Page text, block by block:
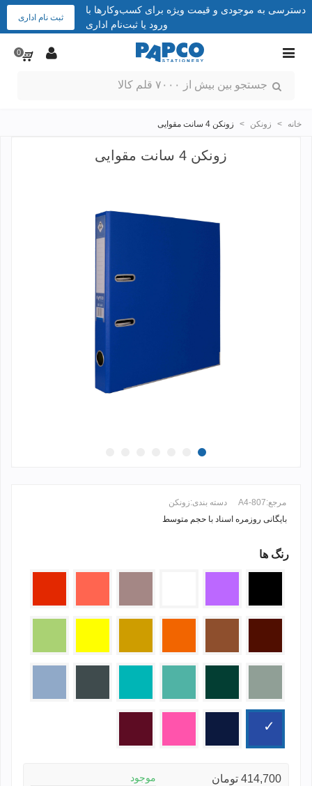
دسترسی به موجودی و قیمت ویژه برای کسب‌وکارها با
ورود یا ثبت‌نام اداری
ثبت نام اداری
0
خانه > زونکن > زونکن 4 سانت مقوایی
زونکن 4 سانت مقوایی
مرجع:807-A4 دسته بندی:زونکن
بایگانی روزمره اسناد با حجم متوسط
ادامه مطلب +
رنگ ها
414,700 تومان موجود